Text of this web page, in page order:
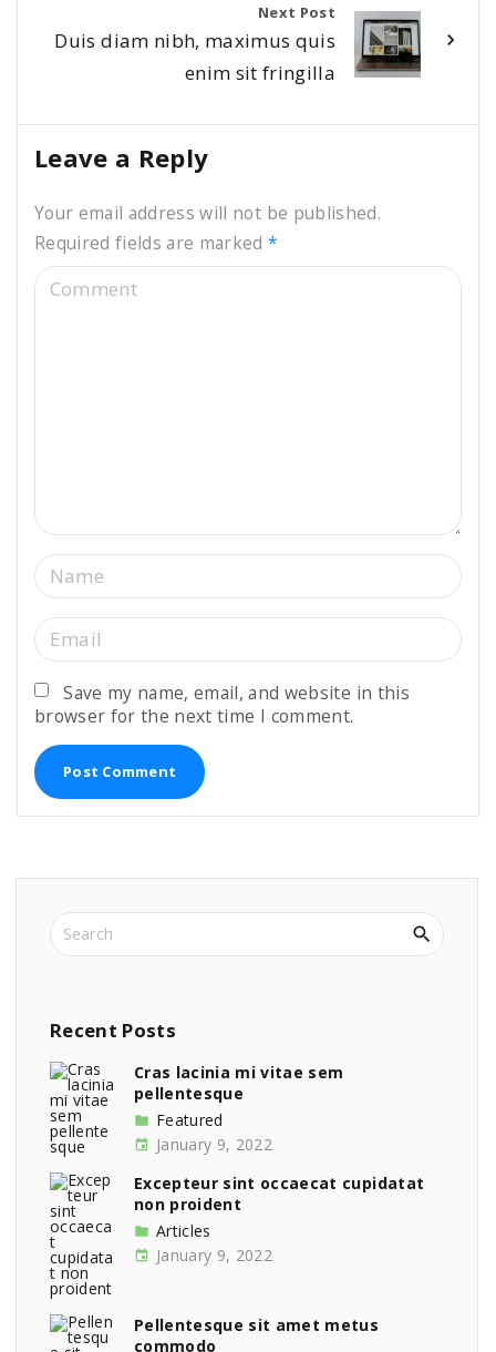
Next Post
Duis diam nibh, maximus quis
enim sit fringilla
Leave a Reply
Your email address will not be published.
Required fields are marked*
C
N
m
e
*
E
m
a
i
*
Save my name, email, and website in this
browser for the next time I comment.
Recent Posts
Cras lacinia mi vitae sem
pellentesque
Featured
January 9, 2022
Excepteur sint occaecat cupidatat
non proident
Articles
January 9, 2022
Pellentesque sit amet metus
commodo